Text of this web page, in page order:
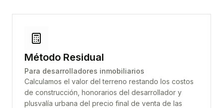
Método Residual
Para desarrolladores inmobiliarios
Calculamos el valor del terreno restando los costos
de construcción, honorarios del desarrollador y
plusvalía urbana del precio final de venta de las